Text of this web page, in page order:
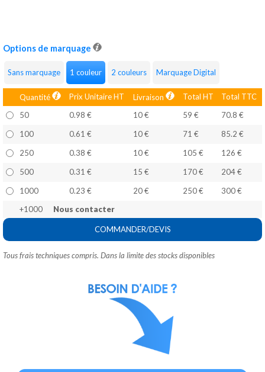
Options de marquage
Sans marquage 1 couleur 2 couleurs Marquage Digital
Quantité Prix Unitaire HT Livraison Total HT
Total TTC
50
0.98 € 10 € 59 €
70.8 €
100
0.61 € 10 € 71 €
85.2 €
250
0.38 € 10 € 105 €
126 €
500
0.31 € 15 € 170 €
204 €
1000
0.23 € 20 € 250 €
300 €
+1000
Nous contacter
COMMANDER/DEVIS
Tous frais techniques compris. Dans la limite des stocks disponibles